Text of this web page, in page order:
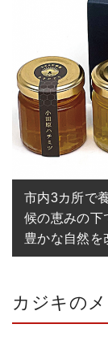
市内3カ所で
候の恵みの下
豊かな自然を
カジキの